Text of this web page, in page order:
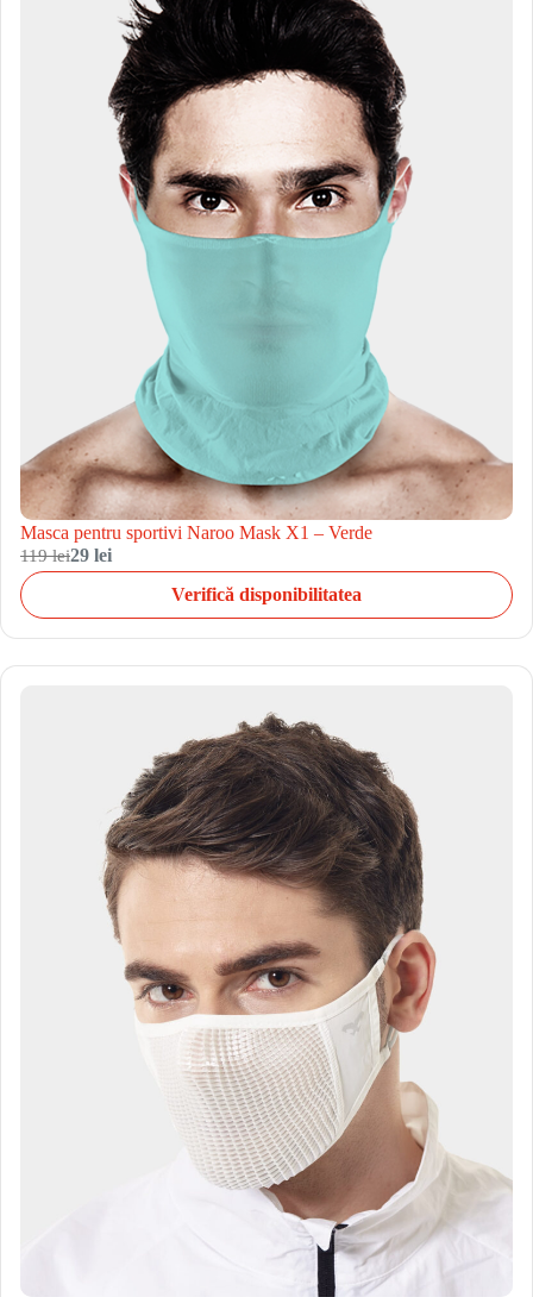
Masca pentru sportivi Naroo Mask X1 – Verde
119 lei29 lei
Verifică disponibilitatea